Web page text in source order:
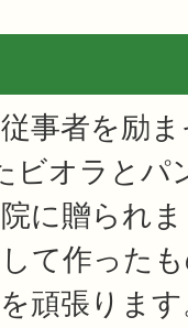
事者を励
ビオラとパ
に贈られ
て作った
頑張りま